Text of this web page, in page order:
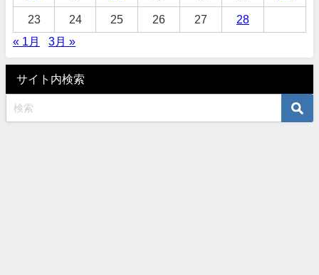
23 24 25 26 27
28
« 1月
3月 »
サイト内検索